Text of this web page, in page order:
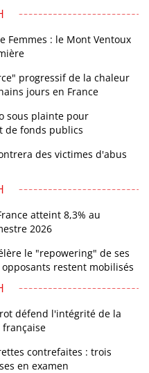
Femmes : le Mont Ventoux
progressif de la chaleur
jours en France
sous plainte pour
de fonds publics
des victimes d'abus
atteint 8,3% au
2026
le "repowering" de ses
restent mobilisés
défend l'intégrité de la
contrefaites : trois
en examen